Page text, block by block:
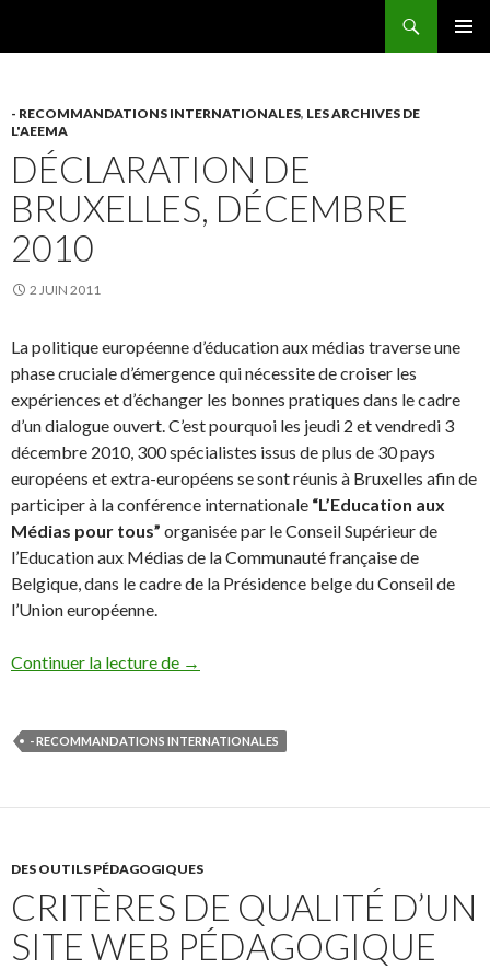
- RECOMMANDATIONS INTERNATIONALES, LES ARCHIVES DE
L'AEEMA
DÉCLARATION DE
BRUXELLES, DÉCEMBRE
2010
2 JUIN 2011
La politique européenne d’éducation aux médias traverse une
phase cruciale d’émergence qui nécessite de croiser les
expériences et d’échanger les bonnes pratiques dans le cadre
d’un dialogue ouvert. C’est pourquoi les jeudi 2 et vendredi 3
décembre 2010, 300 spécialistes issus de plus de 30 pays
européens et extra-européens se sont réunis à Bruxelles afin de
participer à la conférence internationale “L’Education aux
Médias pour tous” organisée par le Conseil Supérieur de
l’Education aux Médias de la Communauté française de
Belgique, dans le cadre de la Présidence belge du Conseil de
l’Union européenne.
Continuer la lecture de Déclaration de Bruxelles, décembre 2010
→
- RECOMMANDATIONS INTERNATIONALES
DES OUTILS PÉDAGOGIQUES
CRITÈRES DE QUALITÉ D’UN
SITE WEB PÉDAGOGIQUE